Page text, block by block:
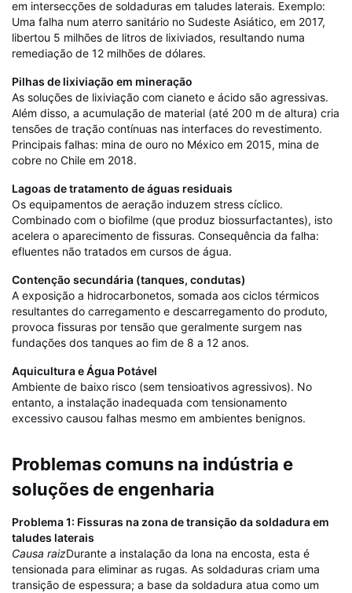
em intersecções de soldaduras em taludes laterais. Exemplo:
Uma falha num aterro sanitário no Sudeste Asiático, em 2017,
libertou 5 milhões de litros de lixiviados, resultando numa
remediação de 12 milhões de dólares.
Pilhas de lixiviação em mineração
As soluções de lixiviação com cianeto e ácido são agressivas.
Além disso, a acumulação de material (até 200 m de altura) cria
tensões de tração contínuas nas interfaces do revestimento.
Principais falhas: mina de ouro no México em 2015, mina de
cobre no Chile em 2018.
Lagoas de tratamento de águas residuais
Os equipamentos de aeração induzem stress cíclico.
Combinado com o biofilme (que produz biossurfactantes), isto
acelera o aparecimento de fissuras. Consequência da falha:
efluentes não tratados em cursos de água.
Contenção secundária (tanques, condutas)
A exposição a hidrocarbonetos, somada aos ciclos térmicos
resultantes do carregamento e descarregamento do produto,
provoca fissuras por tensão que geralmente surgem nas
fundações dos tanques ao fim de 8 a 12 anos.
Aquicultura e Água Potável
Ambiente de baixo risco (sem tensioativos agressivos). No
entanto, a instalação inadequada com tensionamento
excessivo causou falhas mesmo em ambientes benignos.
Problemas comuns na indústria e
soluções de engenharia
Problema 1: Fissuras na zona de transição da soldadura em
taludes laterais
Causa raizDurante a instalação da lona na encosta, esta é
tensionada para eliminar as rugas. As soldaduras criam uma
transição de espessura; a base da soldadura atua como um